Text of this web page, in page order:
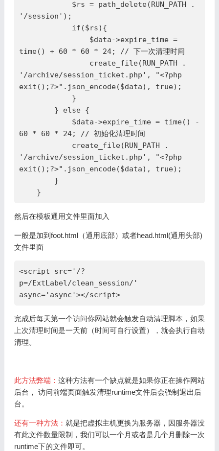
'/session');
time() + 60 * 60 * 24; // 下一次清理时间
'/archive/session_ticket.php', "<?php
exit();?>".json_encode($data), true);
60 * 60 * 24; // 初始化清理时间
'/archive/session_ticket.php', "<?php
exit();?>".json_encode($data), true);
    }
然后在模板通用文件里面加入
一般是加到foot.html（通用底部）或者head.html(通用头部)
文件里面
<script src='/?
p=/ExtLabel/clean_session/'
async='async'></script>
完成后每天第一个访问你网站就会触发自动清理脚本，如果
上次清理时间是一天前（时间可自行设置），就会执行自动
清理。
此方法弊端： 这种方法有一个缺点就是如果你正在操作网站
后台， 访问前端页面触发清理runtime文件后会强制退出后
台。
还有一种方法： 就是把虚拟主机更换为服务器，因服务器没
有此文件数量限制，我们可以一个月或者是几个月删除一次
runtime下的文件即可。